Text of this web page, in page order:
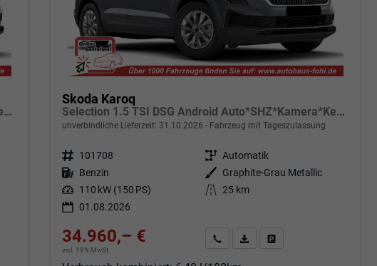
Selection 1.5 TSI DSG Android Auto*SHZ*Kamera*Keyless*PDC v/h*Klimaauto*SUNSET*LED
Skoda Karoq
Selection 1.5 TSI DSG Android Auto*SHZ*Kamera*Keyless*PDC v/h*Klimaauto*SUNSET*LED
unverbindliche Lieferzeit: 31.10.2026 Fahrzeug mit Tageszulassung
Fahrzeugnr. 101708 Getriebe Automatik
Kraftstoff Benzin Außenfarbe
Graphite-Grau Metallic
Leistung 110 kW (150 PS) Kilometerstand 25 km
01.08.2026
34.960,– €
incl. 19% MwSt.
Angebot anfordern
Fahrzeugexpose (PDF)
Fahrzeug parken